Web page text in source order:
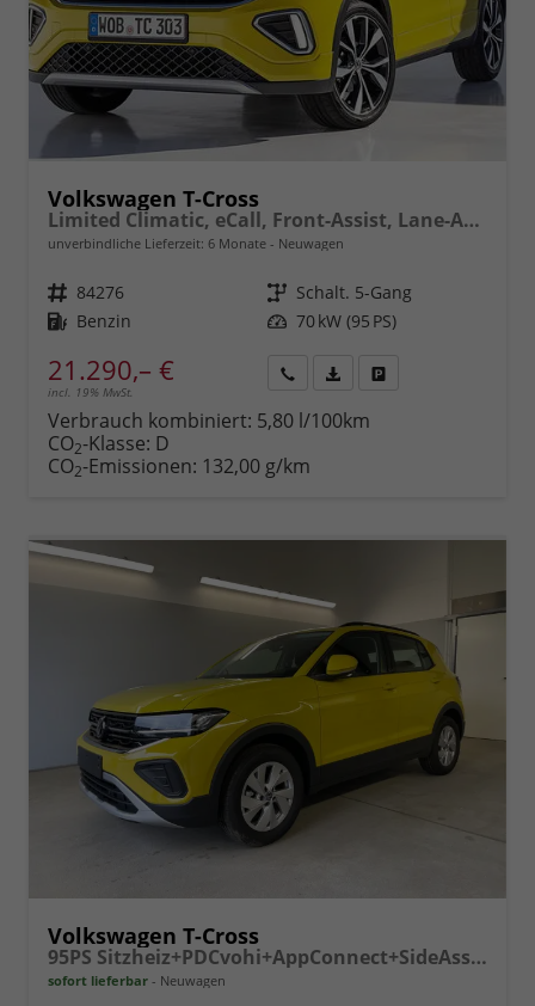
Volkswagen T-Cross
Limited Climatic, eCall, Front-Assist, Lane-Assist, Bluetooth, ISOFIX, LED, Rückfahrkamera, 17" Alu uvm.
unverbindliche Lieferzeit: 6 Monate Neuwagen
Fahrzeugnr. 84276 Getriebe Schalt. 5-Gang
Kraftstoff Benzin Leistung 70 kW (95 PS)
21.290,– €
incl. 19% MwSt.
anfordern
Datei,
Verbrauch kombiniert: 5,80 l/100km
CO2-Klasse: D
CO2-Emissionen: 132,00 g/km
Volkswagen T-Cross
95PS Sitzheiz+PDCvohi+AppConnect+SideAssist+TravelAssist+ACC+Klima
sofort lieferbar Neuwagen